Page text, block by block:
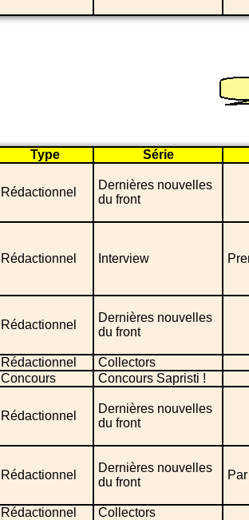
Type Série
Rédactionnel
Dernières nouvelles
du front
Rédactionnel Interview
Rédactionnel
Dernières nouvelles
du front
Rédactionnel
Collectors
Concours Concours Sapristi !
Rédactionnel
Dernières nouvelles
du front
Rédactionnel
Dernières nouvelles
du front
Rédactionnel Collectors